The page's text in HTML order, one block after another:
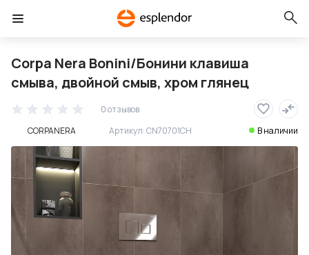
Corpa Nera Bonini/Бонини клавиша
смыва, двойной смыв, хром глянец
0 отзывов
CORPANERA
Артикул:CN70701CH В наличии